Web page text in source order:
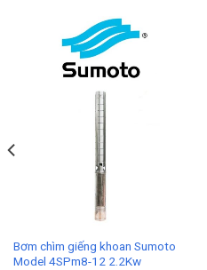
Bơm chìm giếng khoan Sumoto
Model 4SPm8-12 2.2Kw